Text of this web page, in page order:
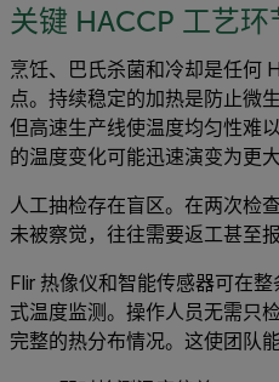
关键 HACCP 工艺环
烹饪、巴氏杀菌和冷却是任何
点。持续稳定的加热是防止微
但高速生产线使温度均匀性难
的温度变化可能迅速演变为更大
人工抽检存在盲区。在两次检
未被察觉，往往需要返工甚至报
Flir 热像仪和智能传感器可在
式温度监测。操作人员无需只
完整的热分布情况。这使团队能